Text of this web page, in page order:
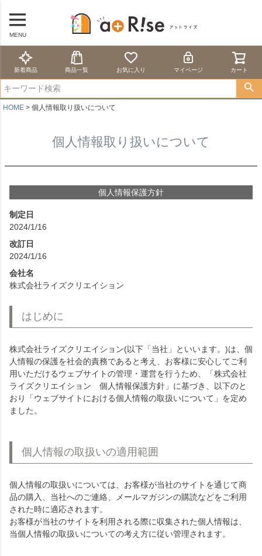
MENU
新着商品 商品一覧 お気に入り マイページ カート
HOME 個人情報取り扱いについて
個人情報取り扱いについて
個人情報保護方針
制定日
2024/1/16
改訂日
2024/1/16
会社名
株式会社ライズクリエイション
はじめに
株式会社ライズクリエイション(以下「当社」といいます。)は、個
人情報の保護を社会的責務であると考え、お客様に安心してご利
用いただけるウェブサイトの管理・運営を行うため、「株式会社
ライズクリエイション 個人情報保護方針」に基づき、以下のと
おり「ウェブサイトにおける個人情報の取扱いについて」を定め
ました。
個人情報の取扱いの適用範囲
個人情報の取扱いについては、お客様が当社のサイトを通じて商
品の購入、当社へのご連絡、メールマガジンの購読などをご利用
された時に適応されます。
お客様が当社のサイトを利用される際に収集された個人情報は、
当個人情報の取扱いについての考え方に従い管理されます。